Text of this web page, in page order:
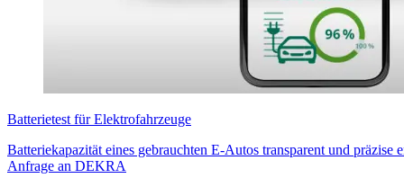
Batterietest für Elektrofahrzeuge
Batteriekapazität eines gebrauchten E-Autos transparent und präzise
Anfrage an DEKRA